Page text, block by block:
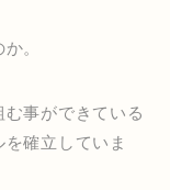
。
事ができている
確立していま